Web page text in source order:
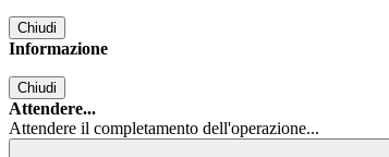
Chiudi
Informazione
Chiudi
Attendere...
Attendere il completamento dell'operazione...